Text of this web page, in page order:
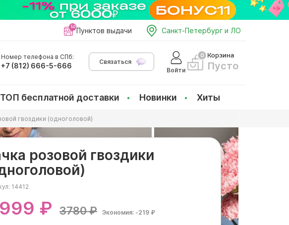
Пунктов выдачи Санкт-Петербург и ЛО
Номер телефона в СПб:
+7 (812) 666-5-666
Связаться
Войти
Корзина
Пусто
ТОП бесплатной доставки Новинки Хиты
гвоздики (одноголовой)
розовой гвоздики
14412
₽ 3780 ₽ Экономия: -219 ₽